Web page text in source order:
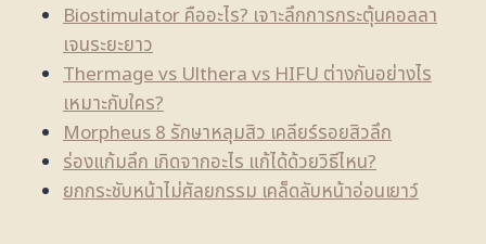
Biostimulator คืออะไร? เจาะลึกการกระตุ้นคอลลา
เจนระยะยาว
Thermage vs Ulthera vs HIFU ต่างกันอย่างไร
เหมาะกับใคร?
Morpheus 8 รักษาหลุมสิว เคลียร์รอยสิวลึก
ร่องแก้มลึก เกิดจากอะไร แก้ได้ด้วยวิธีไหน?
ยกกระชับหน้าไม่ศัลยกรรม เคล็ดลับหน้าอ่อนเยาว์